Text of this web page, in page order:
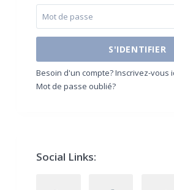
S'IDENTIFIER
Besoin d'un compte? Inscrivez-vous
Mot de passe oublié?
Social Links: